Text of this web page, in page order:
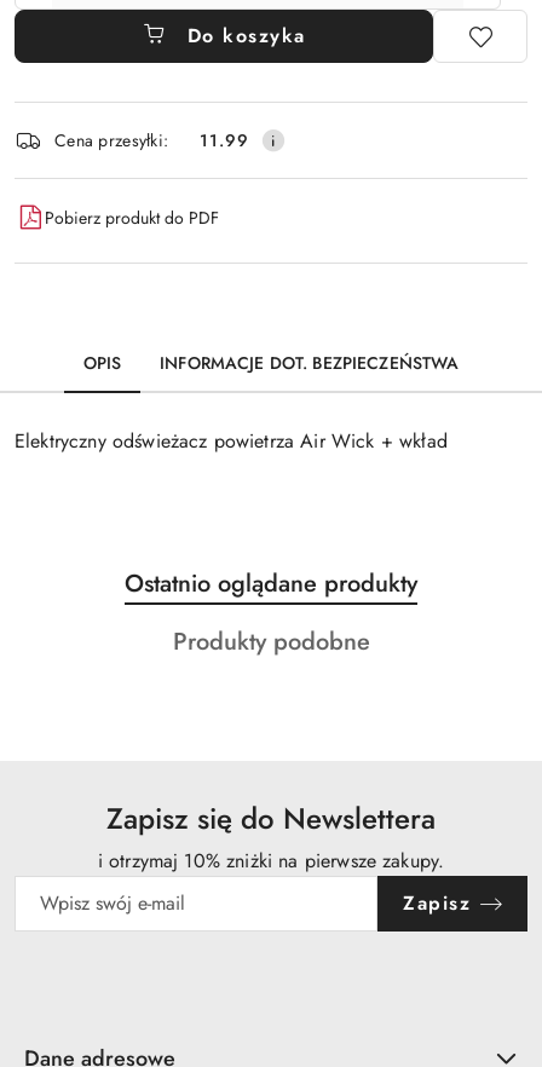
Do koszyka
i
dostawa
Cena przesyłki: 11.99
Pobierz produkt do PDF
OPIS INFORMACJE DOT. BEZPIECZEŃSTWA
Elektryczny odświeżacz powietrza Air Wick + wkład
Pomiń karuzelę produktów
Produkty
o
statusie:
Ostatnio oglądane produkty
Produkty
Produkty podobne
Zapisz się do Newslettera
i otrzymaj 10% zniżki na pierwsze zakupy.
Zapisz
Dane adresowe